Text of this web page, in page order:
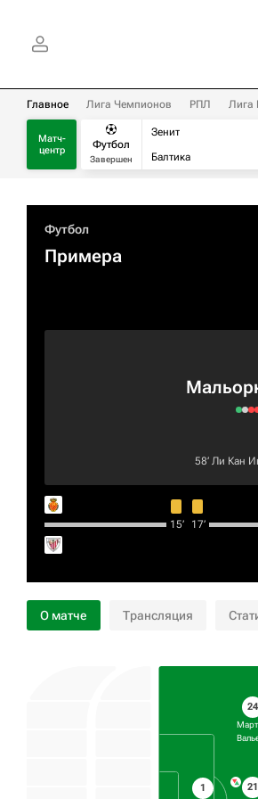
Главное Лига Чемпионов РПЛ Лига
Матч-
центр
Футбол
Завершен
Зенит
Балтика
Футбол
Примера
58‎’‎ Ли Кан
15‎’‎ 17‎’‎
О матче Трансляция
1
24
21